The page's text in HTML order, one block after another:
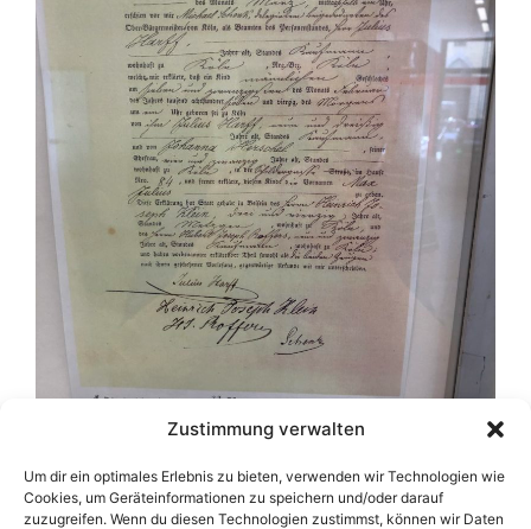
Zustimmung verwalten
Um dir ein optimales Erlebnis zu bieten, verwenden wir Technologien wie
Cookies, um Geräteinformationen zu speichern und/oder darauf
zuzugreifen. Wenn du diesen Technologien zustimmst, können wir Daten